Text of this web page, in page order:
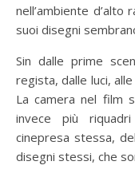
nell’ambiente
suoi disegni
Sin dalle prime
regista, dalle luci,
La camera nel film
invece più
cinepresa stessa,
disegni stessi, che